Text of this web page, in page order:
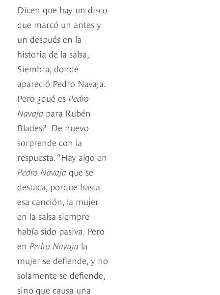
Dicen que hay un disco
que marcó un antes y
un después en la
historia de la salsa,
Siembra, donde
apareció Pedro Navaja.
Pero ¿qué es Pedro
Navaja para Rubén
Blades? De nuevo
sorprende con la
respuesta. “Hay algo en
Pedro Navaja que se
destaca, porque hasta
esa canción, la mujer
en la salsa siempre
había sido pasiva. Pero
en Pedro Navaja la
mujer se defiende, y no
solamente se defiende,
sino que causa una